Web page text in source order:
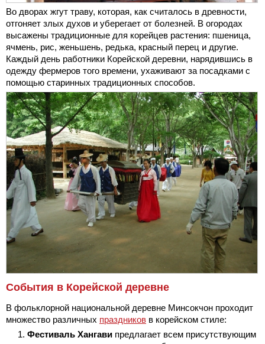
Во дворах жгут траву, которая, как считалось в древности,
отгоняет злых духов и уберегает от болезней. В огородах
высажены традиционные для корейцев растения: пшеница,
ячмень, рис, женьшень, редька, красный перец и другие.
Каждый день работники Корейской деревни, нарядившись в
одежду фермеров того времени, ухаживают за посадками с
помощью старинных традиционных способов.
События в Корейской деревне
В фольклорной национальной деревне Минсокчон проходит
множество различных праздников в корейском стиле:
Фестиваль Хангави предлагает всем присутствующим